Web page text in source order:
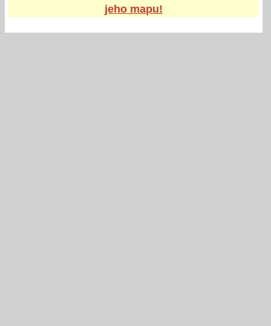
jeho mapu!